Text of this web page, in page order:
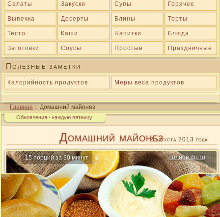
Салаты Закуски Супы Горячее
Выпечка Десерты Блины Торты
Тесто Каши Напитки Блюда
Заготовки Соусы Простые Праздничные
Полезные заметки
Калорийность продуктов Меры веса продуктов
Главная :: Домашний майонез
Обновления - каждую пятницу!
Домашний майонез2 августа 2013 года
15 порций за 30 минут полное фото